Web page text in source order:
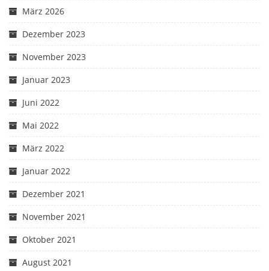
März 2026
Dezember 2023
November 2023
Januar 2023
Juni 2022
Mai 2022
März 2022
Januar 2022
Dezember 2021
November 2021
Oktober 2021
August 2021